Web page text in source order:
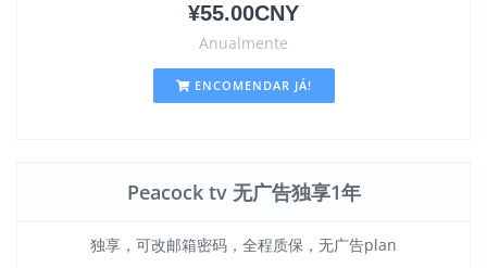
¥55.00CNY
Anualmente
ENCOMENDAR JÁ!
Peacock tv 无广告独享1年
独享，可改邮箱密码，全程质保，无广告plan